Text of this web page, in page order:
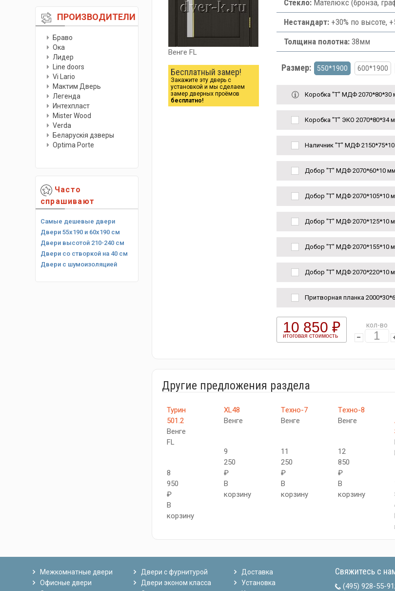
ПРОИЗВОДИТЕЛИ
Браво
Ока
Лидер
Line doors
Vi Lario
Мактим Дверь
Легенда
Интехпласт
Мister Wood
Verda
Беларускiя дзверы
Optima Porte
Часто
спрашивают
Самые дешевые двери
Двери 55х190 и 60х190 см
Двери высотой 210-240 см
Двери со створкой на 40 см
Двери с шумоизоляцией
Венге FL
Бесплатный замер!
Закажите эту дверь с
установкой и мы сделаем
замер дверных проёмов
бесплатно!
Стекло:Мателюкс (бронза,
Нестандарт:+30% по высоте,
Толщина полотна:38мм
Размер: 550*1900 600*1900
Коробка "Т" МДФ 2070*80*30
Коробка "Т" ЭКО 2070*80*34
Наличник "Т" МДФ
Добор "Т" МДФ 2070*60*10 мм
Добор "Т" МДФ 2070*105*10
Добор "Т" МДФ 2070*125*10
Добор "Т" МДФ 2070*155*10
Добор "Т" МДФ 2070*220*10
Притворная планка
10 850 ₽
итоговая стоимость
кол-во
Другие предложения раздела
Турин
501.2
Венге
FL
8
950
₽
В
корзину
XL48
Венге
9
250
₽
В
корзину
Tехно-7
Венге
11
250
₽
В
корзину
Tехно-8
Венге
12
850
₽
В
корзину
Межкомнатные двери
Офисные двери
Двери с фурнитурой
Двери эконом класса
Доставка
Установка
Свяжитесь с
(495) 928-55-91;